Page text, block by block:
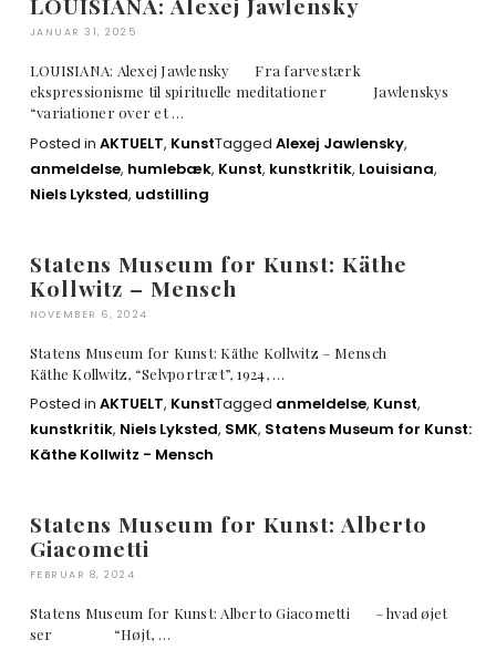
JANUAR 31, 2025
LOUISIANA: Alexej Jawlensky Fra farvestærk
ekspressionisme til spirituelle meditationer Jawlenskys
“variationer over et …
Posted in AKTUELT, KunstTagged Alexej Jawlensky,
anmeldelse, humlebæk, Kunst, kunstkritik, Louisiana,
Niels Lyksted, udstilling
Statens Museum for Kunst: Käthe
Kollwitz – Mensch
NOVEMBER 6, 2024
Statens Museum for Kunst: Käthe Kollwitz – Mensch
Käthe Kollwitz, “Selvportræt”, 1924, …
Posted in AKTUELT, KunstTagged anmeldelse, Kunst,
kunstkritik, Niels Lyksted, SMK, Statens Museum for Kunst:
Käthe Kollwitz - Mensch
Statens Museum for Kunst: Alberto
Giacometti
FEBRUAR 8, 2024
Statens Museum for Kunst: Alberto Giacometti – hvad øjet
ser “Højt, …